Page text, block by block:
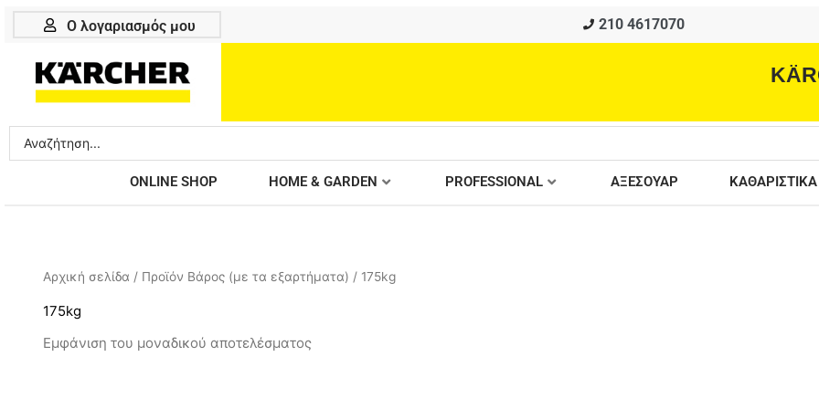
Μετάβαση
Ο λογαριασμός μου 210 4617070
Search
...
ONLINE SHOP HOME & GARDEN PROFESSIONAL ΑΞΕΣΟΥΑΡ ΚΑΘΑΡΙΣΤΙΚΑ
Αρχική σελίδα / Προϊόν Βάρος (με τα εξαρτήματα) / 175kg
175kg
Εμφάνιση του μοναδικού αποτελέσματος